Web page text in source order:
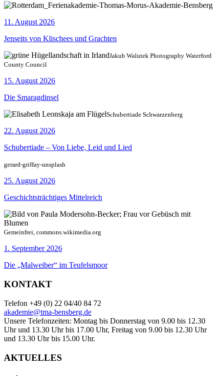
11. August 2026
Jenseits von Klischees und Grachten
Jakub Walutek Photography Waterford
County Council
15. August 2026
Die Smaragdinsel
Schubertiade Schwarzenberg
22. August 2026
Schubertiade – Von Liebe, Leid und Lied
gerard-griffay-unsplash
25. August 2026
Geschichtsträchtiges Mittelreich
Gemeinfrei, commons.wikimedia.org
1. September 2026
Die „Malweiber“ im Teufelsmoor
KONTAKT
Telefon +49 (0) 22 04/40 84 72
akademie@tma-bensberg.de
Unsere Telefonzeiten: Montag bis Donnerstag von 9.00 bis 12.30
Uhr und 13.30 Uhr bis 17.00 Uhr, Freitag von 9.00 bis 12.30 Uhr
und 13.30 Uhr bis 15.00 Uhr.
AKTUELLES